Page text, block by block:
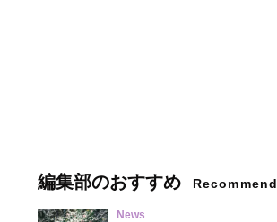
編集部のおすすめ Recommend
News